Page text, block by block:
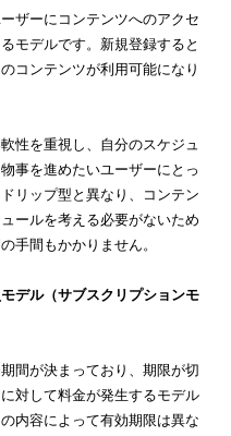
ザーにコンテンツへのアクセ
モデルです。新規登録すると
コンテンツが利用可能になり
性を重視し、自分のスケジュ
事を進めたいユーザーにとっ
リップ型と異なり、コンテン
ールを考える必要がないため
手間もかかりません。
デル（サブスクリプションモ
間が決まっており、期限が切
対して料金が発生するモデル
内容によって有効期限は異な